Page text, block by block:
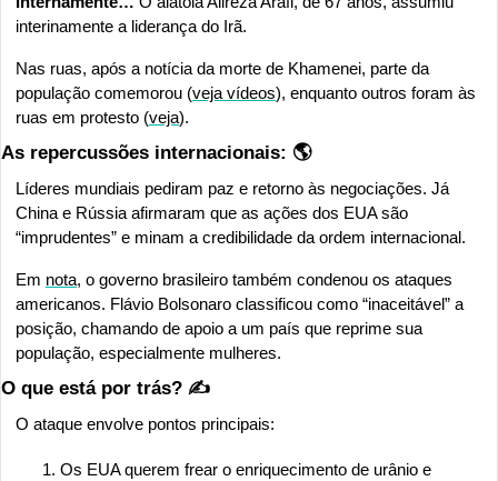
interinamente a liderança do Irã.
Nas ruas, após a notícia da morte de Khamenei, parte da
população comemorou (veja vídeos), enquanto outros foram às
ruas em protesto (veja).
As repercussões internacionais: 🌎
Líderes mundiais pediram paz e retorno às negociações. Já
China e Rússia afirmaram que as ações dos EUA são
“imprudentes” e minam a credibilidade da ordem internacional.
Em nota, o governo brasileiro também condenou os ataques
americanos. Flávio Bolsonaro classificou como “inaceitável” a
posição, chamando de apoio a um país que reprime sua
população, especialmente mulheres.
O que está por trás? ✍️
O ataque envolve pontos principais:
Os EUA querem frear o enriquecimento de urânio e